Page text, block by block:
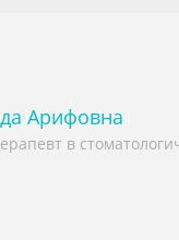
Арифовна
в